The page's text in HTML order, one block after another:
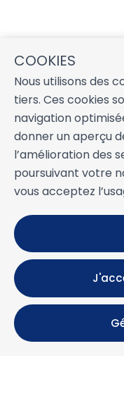
COOKIES
Nous utilisons des
tiers. Ces cookies
navigation
donner un aperçu
l’amélioration des
poursuivant votre
vous acceptez